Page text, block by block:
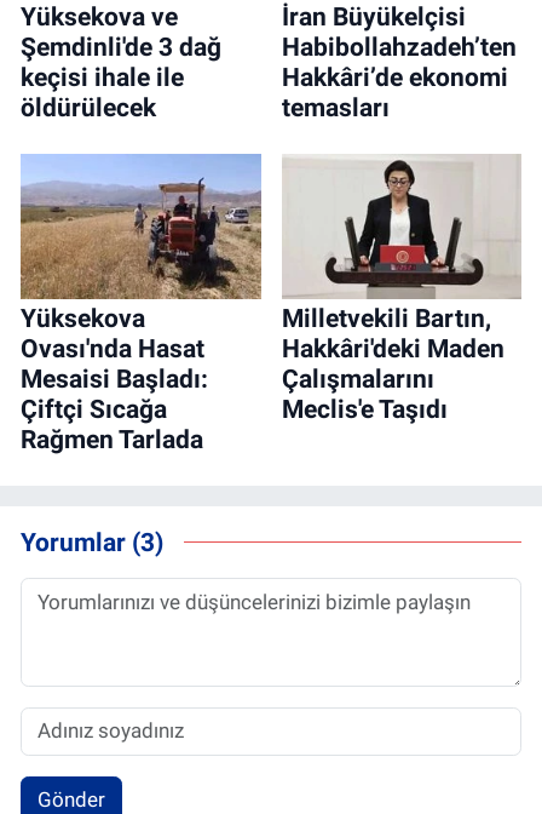
Yüksekova ve
Şemdinli'de 3 dağ
keçisi ihale ile
öldürülecek
İran Büyükelçisi
Habibollahzadeh’ten
Hakkâri’de ekonomi
temasları
Yüksekova
Ovası'nda Hasat
Mesaisi Başladı:
Çiftçi Sıcağa
Rağmen Tarlada
Milletvekili Bartın,
Hakkâri'deki Maden
Çalışmalarını
Meclis'e Taşıdı
Yorumlar (3)
Gönder